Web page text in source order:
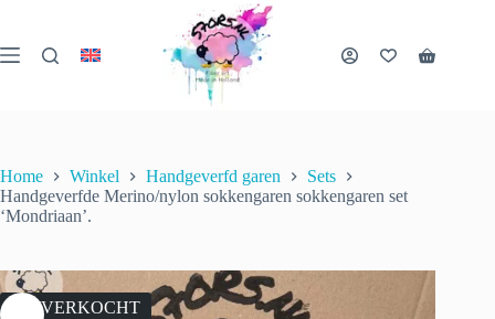
de
inhoud
Home Winkel Handgeverfd garen
Sets
Handgeverfde Merino/nylon sokkengaren sokkengaren set
‘Mondriaan’.
UITVERKOCHT